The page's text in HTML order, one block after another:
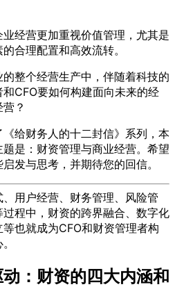
经营更加重视价值管理，尤其是
合理配置和高效流转。
整个经营生产中，伴随着科技的
CFO要如何构建面向未来的经
？
给财务人的十二封信》系列，本
是：财资管理与商业经营。希望
发与思考，并期待您的回信。
用户经营、财务管理、风险管
程中，财资的跨界融合、数字化
也就成为CFO和财资管理者构
：财资的四大内涵和